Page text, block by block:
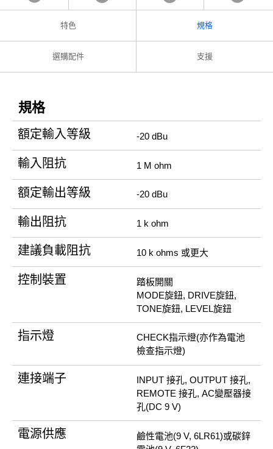
特色 規格
選購配件 支援
規格
額定輸入等級 -20 dBu
輸入阻抗 1 M ohm
額定輸出等級 -20 dBu
輸出阻抗 1 k ohm
建議負載阻抗 10 k ohms 或更大
控制裝置
踏板開關
MODE旋鈕, DRIVE旋鈕,
TONE旋鈕, LEVEL旋鈕
指示燈
CHECK指示燈(亦作為電池
檢查指示燈)
連接端子
INPUT 接孔, OUTPUT 接孔,
REMOTE 接孔, AC變壓器接
孔(DC 9 V)
電源供應
鹼性電池(9 V, 6LR61)或碳鋅